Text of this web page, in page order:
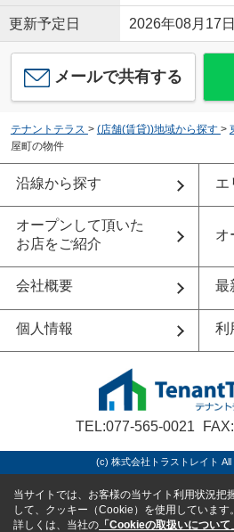
更新予定日 2026年08月17日
メールで共有する
テナントテラス > (店舗(賃貸))地域から探す >
屋町の物件
沿線から探す エ
オープンして頂いた
お店をご紹介
オ
会社概要 最
個人情報 利
TEL:077-565-0021
(c) 株式会社トラストレイト All
当サイトでは、お客様の当サイト利用状況把
して、クッキー（Cookie）を使用しています。
詳しくは、当社の 「Cookieの取扱いについて